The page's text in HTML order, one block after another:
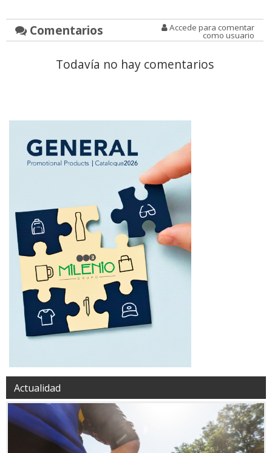
Comentarios Accede para comentar
como usuario
Todavía no hay comentarios
Actualidad